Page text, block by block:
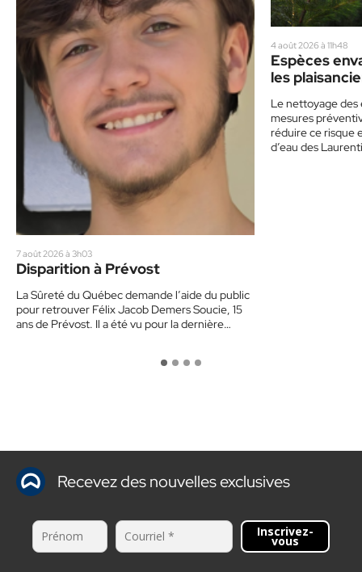
7 août 2026 à 3h03
Disparition à Prévost
La Sûreté du Québec demande l’aide du public
pour retrouver Félix Jacob Demers Soucie, 15
ans de Prévost. Il a été vu pour la dernière…
4 août 2026 à 11h48
Espèces
les
Le nettoyage des
mesures
réduire ce risque
d’eau des
Recevez des nouvelles exclusives
Inscrivez-
vous